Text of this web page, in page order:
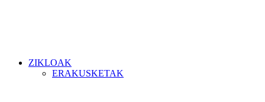
ZIKLOAK
ERAKUSKETAK